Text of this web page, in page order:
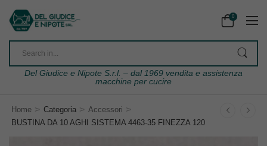
0
Del Giudice e Nipote S.r.l. – dal 1969 vendita e assistenza
macchine per cucire
Home > Categoria > Accessori >
BUSTINA DA 10 AGHI SISTEMA 4463-35 FINEZZA 120